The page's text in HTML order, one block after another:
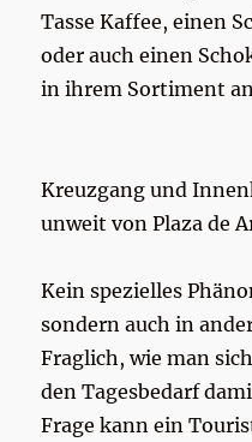
Tasse Kaffee, einen
oder auch einen
in ihrem Sortiment
Kreuzgang und
unweit von Plaza de
Kein spezielles
sondern auch in
Fraglich, wie man
den Tagesbedarf
Frage kann ein